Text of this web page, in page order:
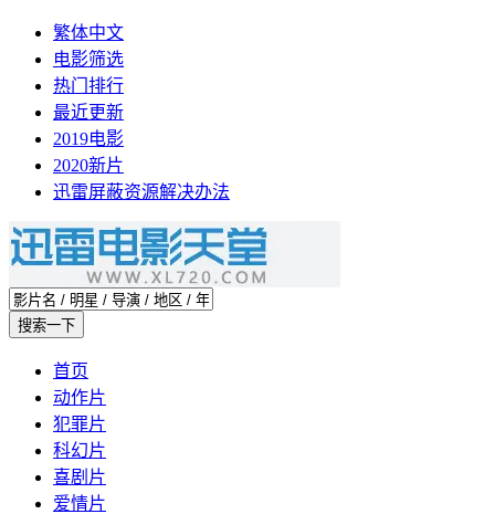
繁体中文
电影筛选
热门排行
最近更新
2019电影
2020新片
迅雷屏蔽资源解决办法
首页
动作片
犯罪片
科幻片
喜剧片
爱情片